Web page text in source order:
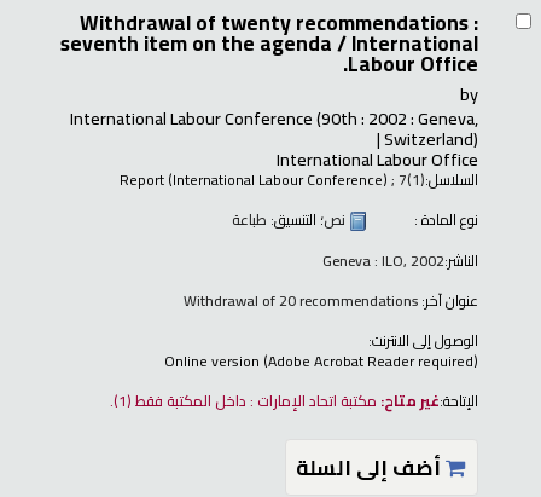
Withdrawal of twenty recommendations :
seventh item on the agenda /International
Labour Office.
by
International Labour Conference(90th : 2002 : Geneva,
Switzerland)
International Labour Office
السلاسل: Report (International Labour Conference); 7(1)
نوع المادة :
نص؛ التنسيق: طباعة
الناشر:Geneva : ILO, 2002
عنوان آخر:Withdrawal of 20 recommendations
الوصول إلى الانترنت:
Online version (Adobe Acrobat Reader required)
الإتاحة:غير متاح: مكتبة اتحاد الإمارات : داخل المكتبة فقط(1).
أضف إلى السلة